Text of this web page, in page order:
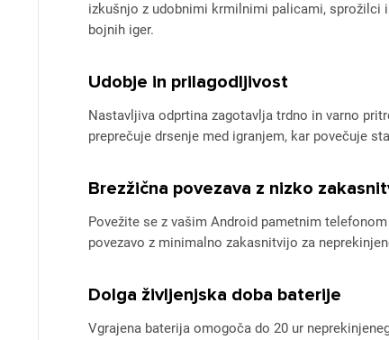
izkušnjo z udobnimi krmilnimi palicami, sprožilci
bojnih iger.
Udobje in prilagodljivost
Nastavljiva odprtina zagotavlja trdno in varno
preprečuje drsenje med igranjem, kar povečuje
Brezžična povezava z nizko
Povežite se z vašim Android pametnim
povezavo z minimalno zakasnitvijo za
Dolga življenjska doba baterije
Vgrajena baterija omogoča do 20 ur